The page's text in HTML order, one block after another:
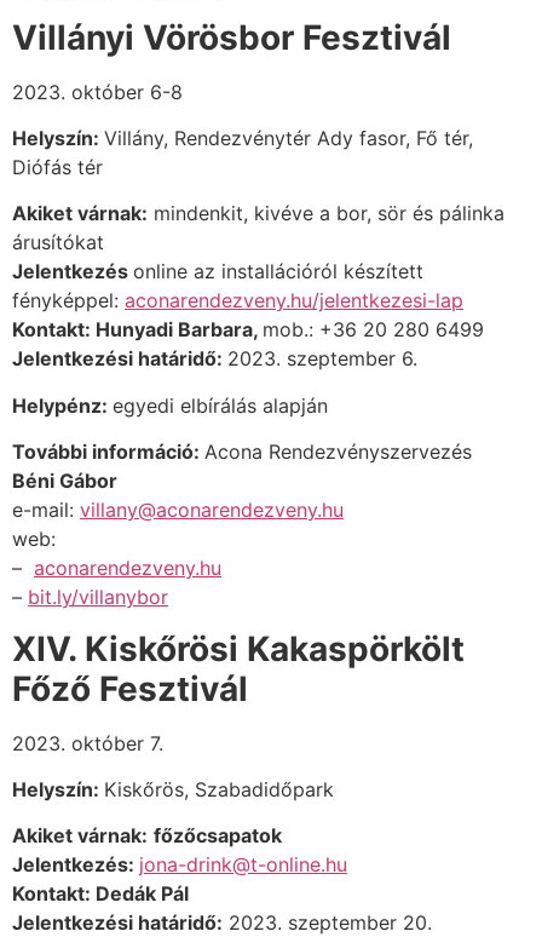
Villányi Vörösbor Fesztivál
2023. október 6-8
Helyszín: Villány, Rendezvénytér Ady fasor, Fő tér,
Diófás tér
Akiket várnak: mindenkit, kivéve a bor, sör és pálinka
árusítókat
Jelentkezés online az installációról készített
fényképpel: aconarendezveny.hu/jelentkezesi-lap
Kontakt: Hunyadi Barbara, mob.: +36 20 280 6499
Jelentkezési határidő: 2023. szeptember 6.
Helypénz: egyedi elbírálás alapján
További információ: Acona Rendezvényszervezés
Béni Gábor
e-mail: villany@aconarendezveny.hu
web:
– aconarendezveny.hu
– bit.ly/villanybor
XIV. Kiskőrösi Kakaspörkölt
Főző Fesztivál
2023. október 7.
Helyszín: Kiskőrös, Szabadidőpark
Akiket várnak: főzőcsapatok
Jelentkezés: jona-drink@t-online.hu
Kontakt: Dedák Pál
Jelentkezési határidő: 2023. szeptember 20.